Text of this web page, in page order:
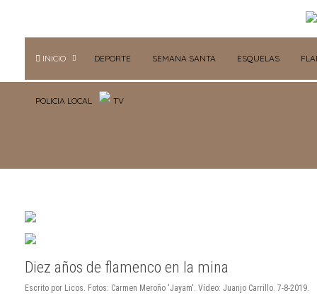
INICIO DEPORTE SEMANA SANTA ESQUELAS
POLICIA LOCAL TV
Diez años de flamenco en la mina
Escrito por Licos. Fotos: Carmen Meroño 'Jayam'. Vídeo: Juanjo Carrillo. 7-8-2019.